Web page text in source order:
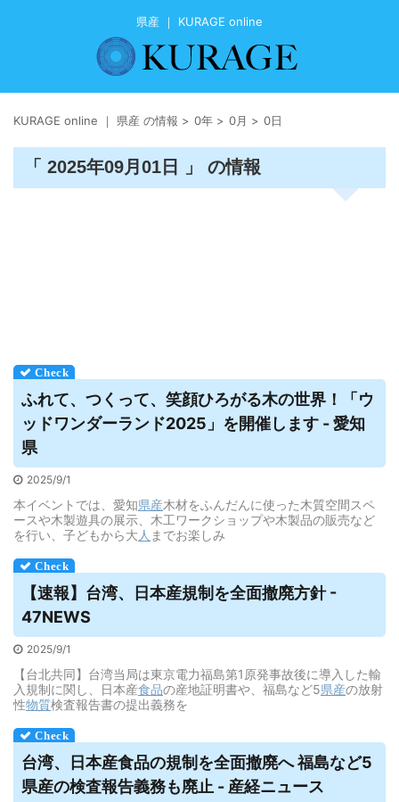
県産 ｜ KURAGE online
KURAGE online ｜ 県産 の情報 > 0年 > 0月 > 0日
「 2025年09月01日 」 の情報
ふれて、つくって、笑顔ひろがる木の世界！「ウ
ッドワンダーランド2025」を開催します - 愛知
県
2025/9/1
本イベントでは、愛知県産木材をふんだんに使った木質空間スペ
ースや木製遊具の展示、木工ワークショップや木製品の販売など
を行い、子どもから大 人 までお楽しみ
【速報】台湾、日本産規制を全面撤廃方針 -
47NEWS
2025/9/1
【台北共同】台湾当局は東京電力福島第1原発事故後に導入した輸
入規制に関し、日本産食品の産地証明書や、福島など5県産の放射
性物質検査報告書の提出義務を
台湾、日本産食品の規制を全面撤廃へ 福島など5
県産の検査報告義務も廃止 - 産経ニュース